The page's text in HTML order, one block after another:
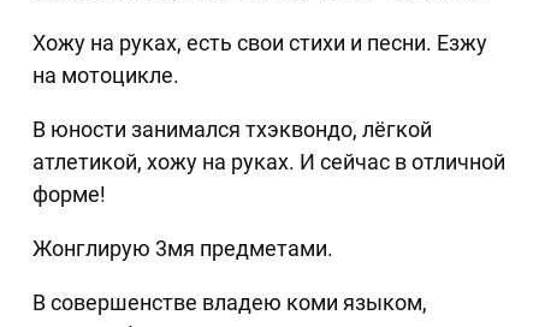
Хожу на руках, есть свои стихи и песни. Езжу
на мотоцикле.
В юности занимался тхэквондо, лёгкой
атлетикой, хожу на руках. И сейчас в отличной
форме!
Жонглирую 3мя предметами.
В совершенстве владею коми языком,